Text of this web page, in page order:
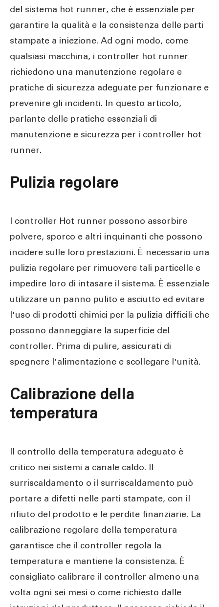
del sistema hot runner, che è essenziale per
garantire la qualità e la consistenza delle parti
stampate a iniezione. Ad ogni modo, come
qualsiasi macchina, i controller hot runner
richiedono una manutenzione regolare e
pratiche di sicurezza adeguate per funzionare e
prevenire gli incidenti. In questo articolo,
parlante delle pratiche essenziali di
manutenzione e sicurezza per i controller hot
runner.
Pulizia regolare
I controller Hot runner possono assorbire
polvere, sporco e altri inquinanti che possono
incidere sulle loro prestazioni. È necessario una
pulizia regolare per rimuovere tali particelle e
impedire loro di intasare il sistema. È essenziale
utilizzare un panno pulito e asciutto ed evitare
l'uso di prodotti chimici per la pulizia difficili che
possono danneggiare la superficie del
controller. Prima di pulire, assicurati di
spegnere l'alimentazione e scollegare l'unità.
Calibrazione della
temperatura
Il controllo della temperatura adeguato è
critico nei sistemi a canale caldo. Il
surriscaldamento o il surriscaldamento può
portare a difetti nelle parti stampate, con il
rifiuto del prodotto e le perdite finanziarie. La
calibrazione regolare della temperatura
garantisce che il controller regola la
temperatura e mantiene la consistenza. È
consigliato calibrare il controller almeno una
volta ogni sei mesi o come richiesto dalle